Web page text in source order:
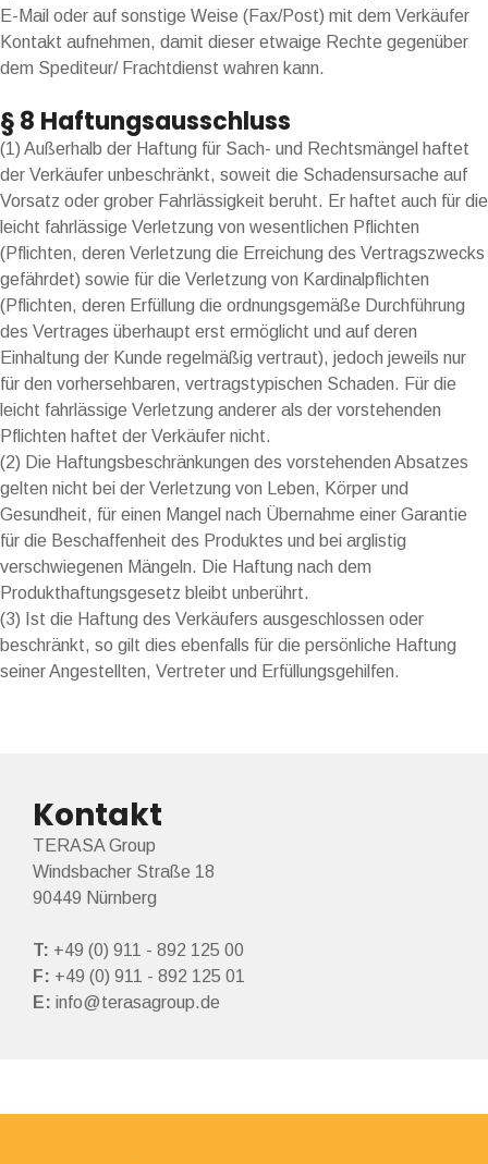
E-Mail oder auf sonstige Weise (Fax/Post) mit dem Verkäufer
Kontakt aufnehmen, damit dieser etwaige Rechte gegenüber
dem Spediteur/ Frachtdienst wahren kann.
§ 8 Haftungsausschluss
(1) Außerhalb der Haftung für Sach- und Rechtsmängel haftet
der Verkäufer unbeschränkt, soweit die Schadensursache auf
Vorsatz oder grober Fahrlässigkeit beruht. Er haftet auch für die
leicht fahrlässige Verletzung von wesentlichen Pflichten
(Pflichten, deren Verletzung die Erreichung des Vertragszwecks
gefährdet) sowie für die Verletzung von Kardinalpflichten
(Pflichten, deren Erfüllung die ordnungsgemäße Durchführung
des Vertrages überhaupt erst ermöglicht und auf deren
Einhaltung der Kunde regelmäßig vertraut), jedoch jeweils nur
für den vorhersehbaren, vertragstypischen Schaden. Für die
leicht fahrlässige Verletzung anderer als der vorstehenden
Pflichten haftet der Verkäufer nicht.
(2) Die Haftungsbeschränkungen des vorstehenden Absatzes
gelten nicht bei der Verletzung von Leben, Körper und
Gesundheit, für einen Mangel nach Übernahme einer Garantie
für die Beschaffenheit des Produktes und bei arglistig
verschwiegenen Mängeln. Die Haftung nach dem
Produkthaftungsgesetz bleibt unberührt.
(3) Ist die Haftung des Verkäufers ausgeschlossen oder
beschränkt, so gilt dies ebenfalls für die persönliche Haftung
seiner Angestellten, Vertreter und Erfüllungsgehilfen.
Kontakt
TERASA Group
Windsbacher Straße 18
90449 Nürnberg
T: +49 (0) 911 - 892 125 00
F: +49 (0) 911 - 892 125 01
E: info@terasagroup.de